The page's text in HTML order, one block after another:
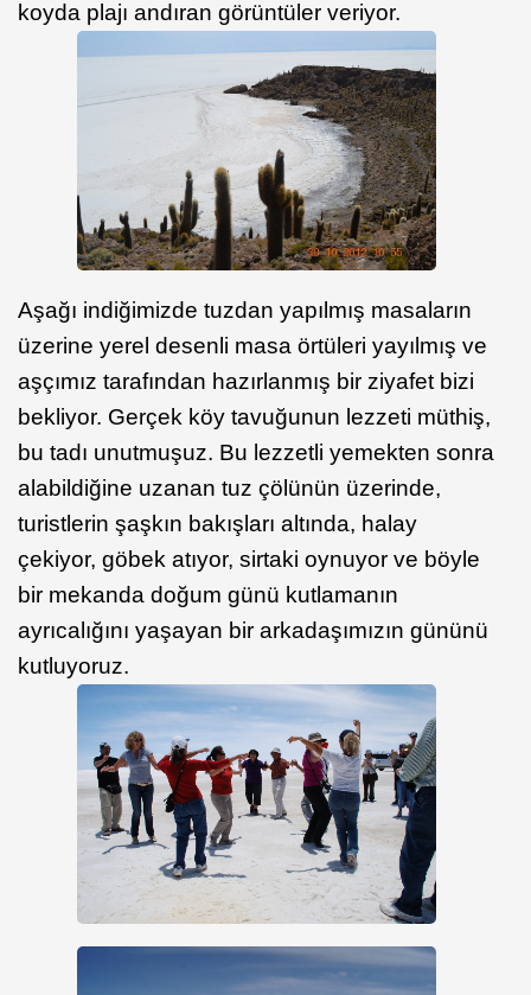
koyda plajı andıran görüntüler veriyor.
Aşağı indiğimizde tuzdan yapılmış masaların
üzerine yerel desenli masa örtüleri yayılmış ve
aşçımız tarafından hazırlanmış bir ziyafet bizi
bekliyor. Gerçek köy tavuğunun lezzeti müthiş,
bu tadı unutmuşuz. Bu lezzetli yemekten sonra
alabildiğine uzanan tuz çölünün üzerinde,
turistlerin şaşkın bakışları altında, halay
çekiyor, göbek atıyor, sirtaki oynuyor ve böyle
bir mekanda doğum günü kutlamanın
ayrıcalığını yaşayan bir arkadaşımızın gününü
kutluyoruz.